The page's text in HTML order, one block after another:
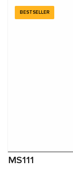
BESTSELLER
MS111